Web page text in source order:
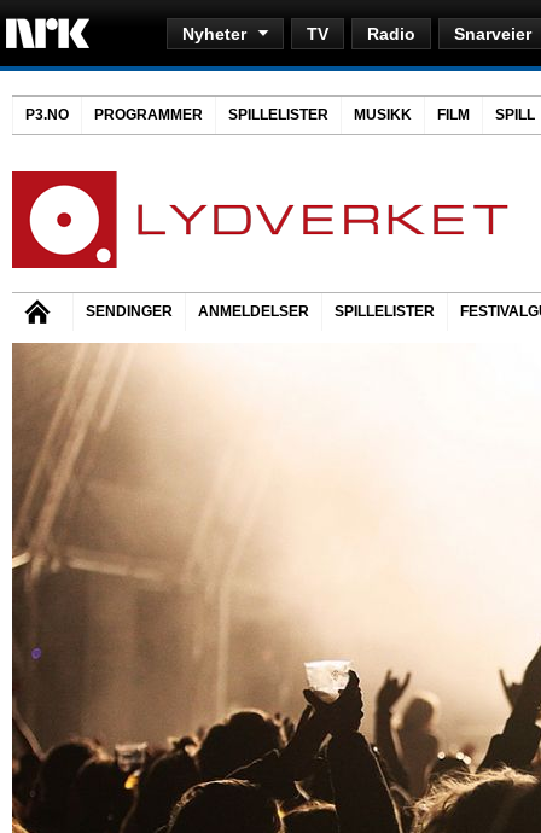
Nyheter TV Radio Snarveier
P3.NO PROGRAMMER SPILLELISTER MUSIKK FILM SPILL
SENDINGER ANMELDELSER SPILLELISTER